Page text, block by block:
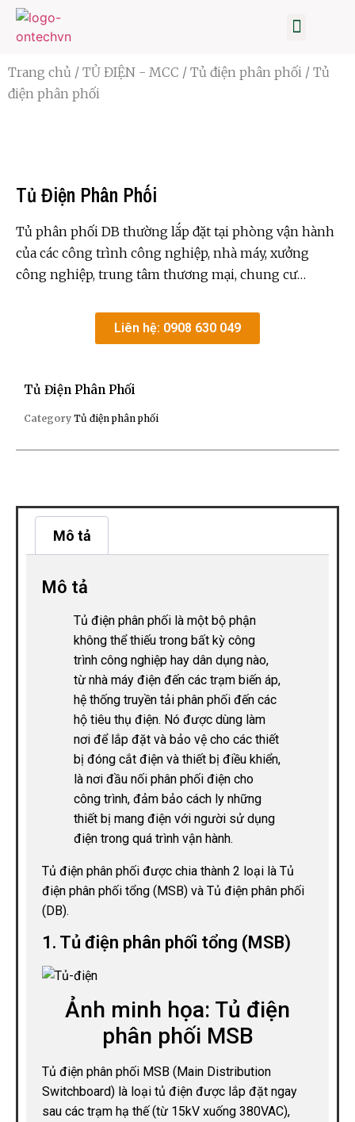
Trang chủ / TỦ ĐIỆN - MCC / Tủ điện phân phối / Tủ
điện phân phối
Tủ Điện Phân Phối
Tủ phân phối DB thường lắp đặt tại phòng vận hành
của các công trình công nghiệp, nhà máy, xưởng
công nghiệp, trung tâm thương mại, chung cư…
Liên hệ: 0908 630 049
Tủ Điện Phân Phối
Category Tủ điện phân phối
Mô tả
Mô tả
Tủ điện phân phối là một bộ phận
không thể thiếu trong bất kỳ công
trình công nghiệp hay dân dụng nào,
từ nhà máy điện đến các trạm biến áp,
hệ thống truyền tải phân phối đến các
hộ tiêu thụ điện. Nó được dùng làm
nơi để lắp đặt và bảo vệ cho các thiết
bị đóng cắt điện và thiết bị điều khiển,
là nơi đầu nối phân phối điện cho
công trình, đảm bảo cách ly những
thiết bị mang điện với người sử dụng
điện trong quá trình vận hành.
Tủ điện phân phối được chia thành 2 loại là Tủ
điện phân phối tổng (MSB) và Tủ điện phân phối
(DB).
1. Tủ điện phân phối tổng (MSB)
Ảnh minh họa: Tủ điện
phân phối MSB
Tủ điện phân phối MSB (Main Distribution
Switchboard) là loại tủ điện được lắp đặt ngay
sau các trạm hạ thế (từ 15kV xuống 380VAC),